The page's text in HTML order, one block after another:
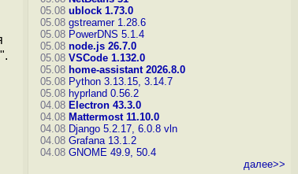
05.08 ublock 1.73.0
05.08 gstreamer 1.28.6
05.08 PowerDNS 5.1.4
05.08 node.js 26.7.0
05.08 VSCode 1.132.0
05.08 home-assistant 2026.8.0
05.08 Python 3.13.15, 3.14.7
05.08 hyprland 0.56.2
04.08 Electron 43.3.0
04.08 Mattermost 11.10.0
04.08 Django 5.2.17, 6.0.8 vln
04.08 Grafana 13.1.2
04.08 GNOME 49.9, 50.4
далее>>